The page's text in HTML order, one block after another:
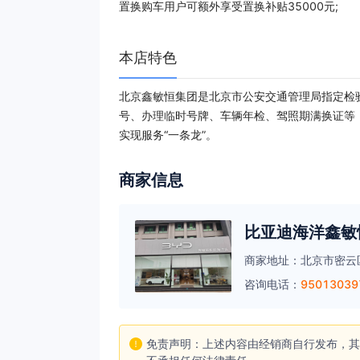
置换购车用户可额外享受置换补贴35000元;
本店特色
北京鑫敏恒集团是北京市公安交通管理局指定
号、办理临时号牌、车辆年检、驾照期满换证
实现服务“一条龙”。
商家信息
比亚迪海洋鑫
商家地址： 北京市密
咨询电话：
免责声明：上述内容由经销商自行发布，